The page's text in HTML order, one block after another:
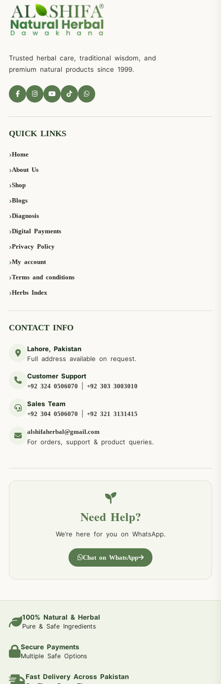
Trusted herbal care, traditional wisdom, and
premium natural products since 1999.
QUICK LINKS
Home
About Us
Shop
Blogs
Diagnosis
Digital Payments
Privacy Policy
My account
Terms and conditions
Herbs Index
CONTACT INFO
Lahore, Pakistan
Full address available on request.
Customer Support
+92 324 0506070 +92 303 3003010
Sales Team
+92 304 0506070 +92 321 3131415
alshifaherbal@gmail.com
For orders, support & product queries.
Need Help?
We’re here for you on WhatsApp.
Chat on WhatsApp
100% Natural & Herbal
Pure & Safe Ingredients
Secure Payments
Multiple Safe Options
Fast Delivery Across Pakistan